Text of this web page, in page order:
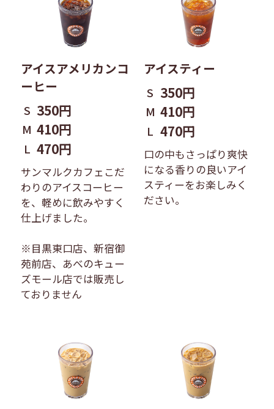
アイスアメリカンコ
ーヒー
S 350円
M 410円
L 470円
サンマルクカフェこだ
わりのアイスコーヒー
を、軽めに飲みやすく
仕上げました。
※目黒東口店、新宿御
苑前店、あべのキュー
ズモール店では販売し
ておりません
アイスティー
S 350円
M 410円
L 470円
口の中もさっぱり爽快
になる香りの良いアイ
スティーをお楽しみく
ださい。